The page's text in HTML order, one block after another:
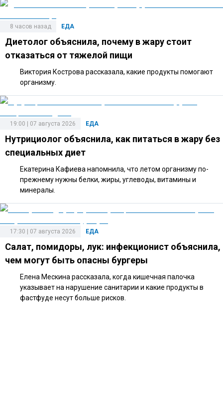
ЕДА
8 часов назад
Диетолог объяснила, почему в жару стоит
отказаться от тяжелой пищи
Виктория Кострова рассказала, какие продукты помогают
организму.
ЕДА
19:00 | 07 августа 2026
Нутрициолог объяснила, как питаться в жару без
специальных диет
Екатерина Кафиева напомнила, что летом организму по-
прежнему нужны белки, жиры, углеводы, витамины и
минералы.
ЕДА
17:30 | 07 августа 2026
Салат, помидоры, лук: инфекционист объяснила,
чем могут быть опасны бургеры
Елена Мескина рассказала, когда кишечная палочка
указывает на нарушение санитарии и какие продукты в
фастфуде несут больше рисков.